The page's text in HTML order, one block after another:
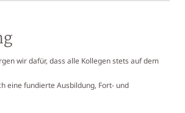
wir dafür, dass alle Kollegen stets auf dem
eine fundierte Ausbildung, Fort- und